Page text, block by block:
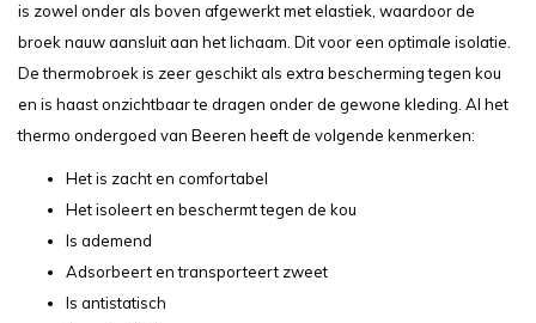
is zowel onder als boven afgewerkt met elastiek, waardoor de
broek nauw aansluit aan het lichaam. Dit voor een optimale isolatie.
De thermobroek is zeer geschikt als extra bescherming tegen kou
en is haast onzichtbaar te dragen onder de gewone kleding. Al het
thermo ondergoed van Beeren heeft de volgende kenmerken:
Het is zacht en comfortabel
Het isoleert en beschermt tegen de kou
Is ademend
Adsorbeert en transporteert zweet
Is antistatisch